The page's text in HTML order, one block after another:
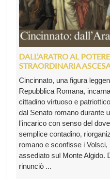
DALL’ARATRO AL
STRAORDINARIA
Cincinnato, una figura
Repubblica Romana,
cittadino virtuoso e
dal Senato romano durante
l'incarico con senso del
semplice contadino,
romano e sconfisse i Volsci,
assediato sul Monte Algido.
rinunciò ...